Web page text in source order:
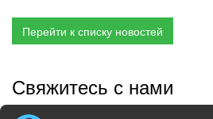
Перейти к списку новостей
Свяжитесь с нами